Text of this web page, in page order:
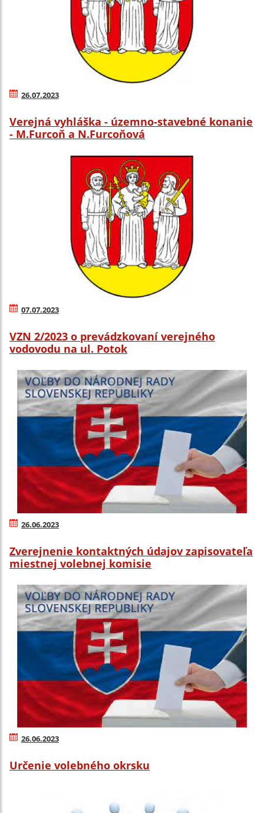
26.07.2023
Verejná vyhláška - územno-stavebné konanie
- M.Furcoň a N.Furcoňová
07.07.2023
VZN 2/2023 o prevádzkovaní verejného
vodovodu na ul. Potok
26.06.2023
Zverejnenie kontaktných údajov zapisovateľa
miestnej volebnej komisie
26.06.2023
Určenie volebného okrsku